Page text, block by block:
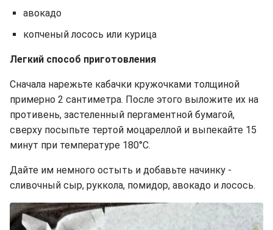
авокадо
копченый лосось или курица
Легкий способ приготовления
Сначала нарежьте кабачки кружочками толщиной
примерно 2 сантиметра. После этого выложите их на
противень, застеленный пергаментной бумагой,
сверху посыпьте тертой моцареллой и выпекайте 15
минут при температуре 180°C.
Дайте им немного остыть и добавьте начинку -
сливочный сыр, руккола, помидор, авокадо и лосось.